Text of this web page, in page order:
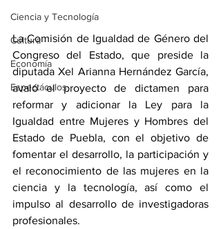
Ciencia y Tecnología
Cultura
Economía
Espectáculos
La Comisión de Igualdad de Género del
Congreso del Estado, que preside la
diputada Xel Arianna Hernández García,
avaló el proyecto de dictamen para
reformar y adicionar la Ley para la
Igualdad entre Mujeres y Hombres del
Estado de Puebla, con el objetivo de
fomentar el desarrollo, la participación y
el reconocimiento de las mujeres en la
ciencia y la tecnología, así como el
impulso al desarrollo de investigadoras
profesionales.